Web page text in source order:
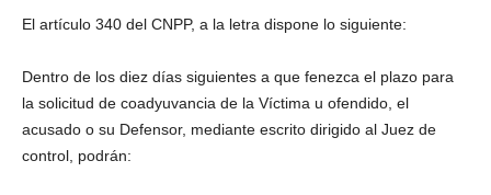
El artículo 340 del CNPP, a la letra dispone lo siguiente:
Dentro de los diez días siguientes a que fenezca el plazo para
la solicitud de coadyuvancia de la Víctima u ofendido, el
acusado o su Defensor, mediante escrito dirigido al Juez de
control, podrán: